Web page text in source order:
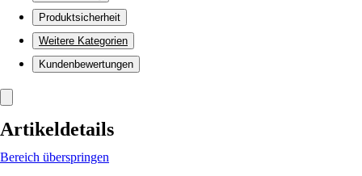
Produktsicherheit
Weitere Kategorien
Kundenbewertungen
Artikeldetails
Bereich überspringen